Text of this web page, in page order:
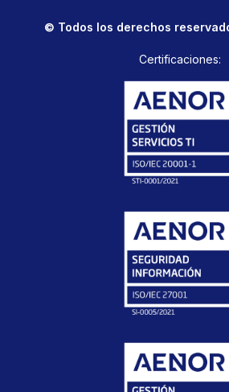
© Todos los derechos
Certificaciones: